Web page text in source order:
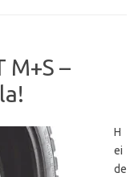
M+S –
H
ei
de